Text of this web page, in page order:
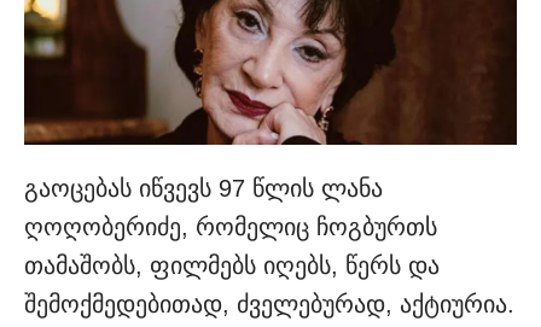
გაოცებას იწვევს 97 წლის ლანა
ღოღობერიძე, რომელიც ჩოგბურთს
თამაშობს, ფილმებს იღებს, წერს და
შემოქმედებითად, ძველებურად, აქტიურია.